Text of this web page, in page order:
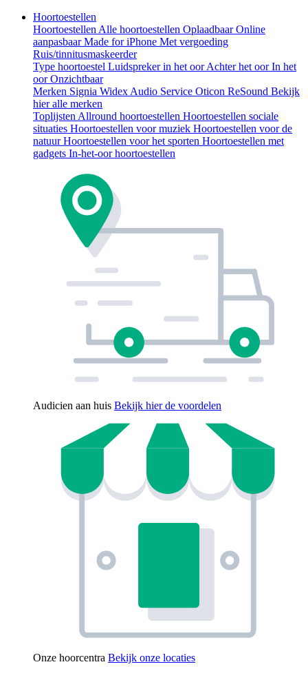
Hoortoestellen
Hoortoestellen Alle hoortoestellen OplaadbaarOnline
aanpasbaarMade for iPhone Met vergoeding
Ruis/tinnitusmaskeerder
Type hoortoestel Luidspreker in het oorAchter het oorIn het
oorOnzichtbaar
Merken Signia Widex Audio Service Oticon ReSound Bekijk
hier alle merken
Toplijsten Allround hoortoestellen Hoortoestellen sociale
situaties Hoortoestellen voor muziek Hoortoestellen voor de
natuurHoortoestellen voor het sporten Hoortoestellen met
gadgets In-het-oor hoortoestellen
Audicien aan huis Bekijk hier de voordelen
Onze hoorcentra Bekijk onze locaties